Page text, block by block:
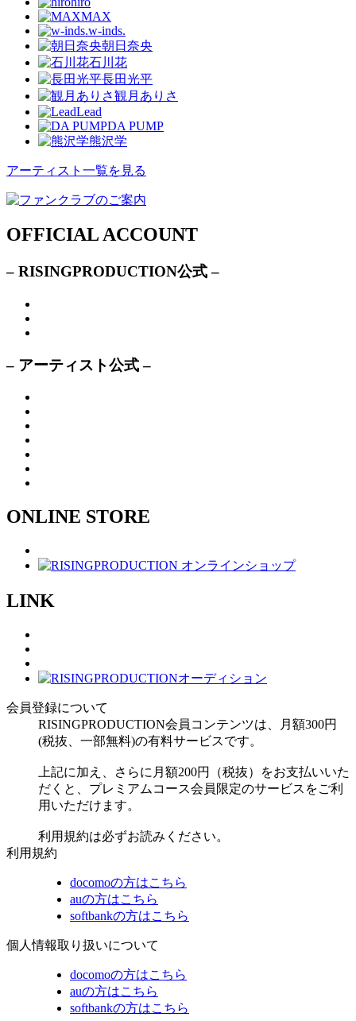
MAX
w-inds.
朝日奈央
石川花
長田光平
観月ありさ
Lead
DA PUMP
熊沢学
アーティスト一覧を見る
OFFICIAL ACCOUNT
– RISINGPRODUCTION公式 –
– アーティスト公式 –
ONLINE STORE
LINK
会員登録について
RISINGPRODUCTION会員コンテンツは、月額300円
(税抜、一部無料)の有料サービスです。
上記に加え、さらに月額200円（税抜）をお支払いいた
だくと、プレミアムコース会員限定のサービスをご利
用いただけます。
利用規約は必ずお読みください。
利用規約
docomoの方はこちら
auの方はこちら
softbankの方はこちら
個人情報取り扱いについて
docomoの方はこちら
auの方はこちら
softbankの方はこちら